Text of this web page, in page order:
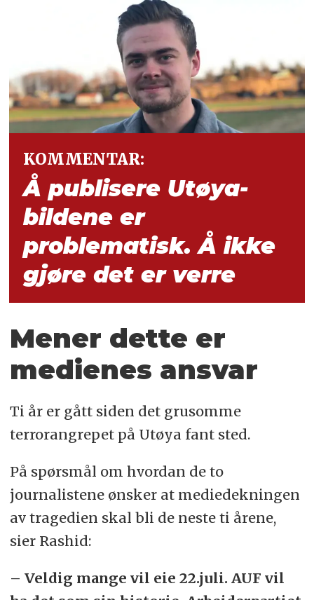
KOMMENTAR:
Å publisere Utøya-
bildene er
problematisk. Å ikke
gjøre det er verre
Mener dette er
medienes ansvar
Ti år er gått siden det grusomme
terrorangrepet på Utøya fant sted.
På spørsmål om hvordan de to
journalistene ønsker at mediedekningen
av tragedien skal bli de neste ti årene,
sier Rashid:
– Veldig mange vil eie 22.juli. AUF vil